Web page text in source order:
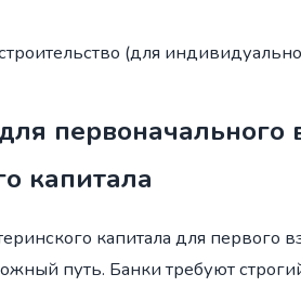
(для
первоначального
капитала
капитала для первого
путь. Банки требуют